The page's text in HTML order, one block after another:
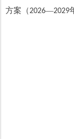
方案（2026—2029